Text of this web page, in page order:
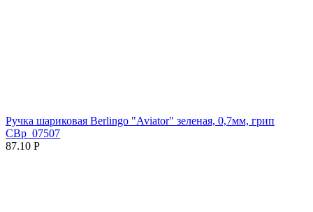
Ручка шариковая Berlingo "Aviator" зеленая, 0,7мм, грип
CBp_07507
87.10 Р